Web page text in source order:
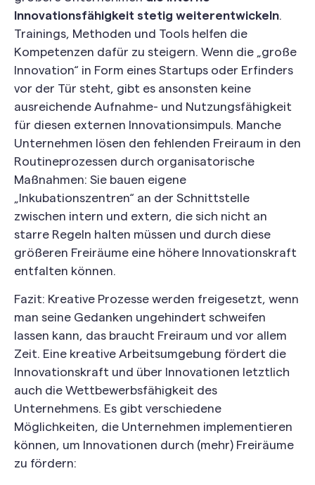
Innovationsfähigkeit stetig weiterentwickeln.
Trainings, Methoden und Tools helfen die
Kompetenzen dafür zu steigern. Wenn die „große
Innovation“ in Form eines Startups oder Erfinders
vor der Tür steht, gibt es ansonsten keine
ausreichende Aufnahme- und Nutzungsfähigkeit
für diesen externen Innovationsimpuls. Manche
Unternehmen lösen den fehlenden Freiraum in den
Routineprozessen durch organisatorische
Maßnahmen: Sie bauen eigene
„Inkubationszentren“ an der Schnittstelle
zwischen intern und extern, die sich nicht an
starre Regeln halten müssen und durch diese
größeren Freiräume eine höhere Innovationskraft
entfalten können.
Fazit: Kreative Prozesse werden freigesetzt, wenn
man seine Gedanken ungehindert schweifen
lassen kann, das braucht Freiraum und vor allem
Zeit. Eine kreative Arbeitsumgebung fördert die
Innovationskraft und über Innovationen letztlich
auch die Wettbewerbsfähigkeit des
Unternehmens. Es gibt verschiedene
Möglichkeiten, die Unternehmen implementieren
können, um Innovationen durch (mehr) Freiräume
zu fördern: